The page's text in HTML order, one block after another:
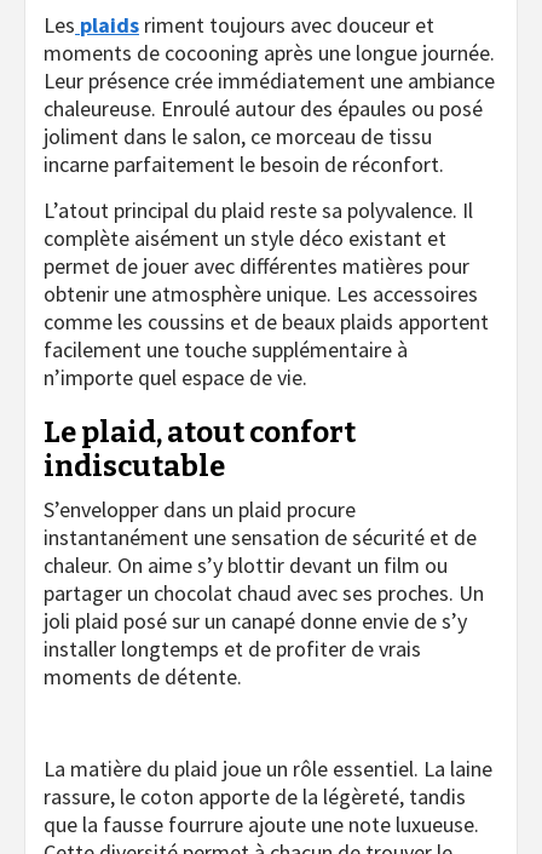
Les plaids riment toujours avec douceur et
moments de cocooning après une longue journée.
Leur présence crée immédiatement une ambiance
chaleureuse. Enroulé autour des épaules ou posé
joliment dans le salon, ce morceau de tissu
incarne parfaitement le besoin de réconfort.
L’atout principal du plaid reste sa polyvalence. Il
complète aisément un style déco existant et
permet de jouer avec différentes matières pour
obtenir une atmosphère unique. Les accessoires
comme les coussins et de beaux plaids apportent
facilement une touche supplémentaire à
n’importe quel espace de vie.
Le plaid, atout confort
indiscutable
S’envelopper dans un plaid procure
instantanément une sensation de sécurité et de
chaleur. On aime s’y blottir devant un film ou
partager un chocolat chaud avec ses proches. Un
joli plaid posé sur un canapé donne envie de s’y
installer longtemps et de profiter de vrais
moments de détente.
La matière du plaid joue un rôle essentiel. La laine
rassure, le coton apporte de la légèreté, tandis
que la fausse fourrure ajoute une note luxueuse.